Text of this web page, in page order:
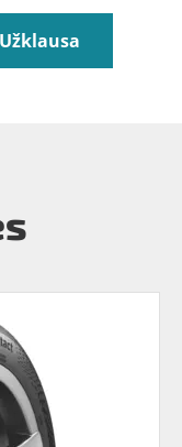
Užklausa